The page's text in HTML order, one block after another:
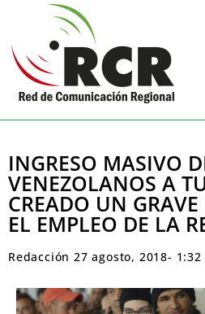
INGRESO MASIVO
VENEZOLANOS A
CREADO UN
EL EMPLEO DE LA
Redacción 27 agosto, 2018-